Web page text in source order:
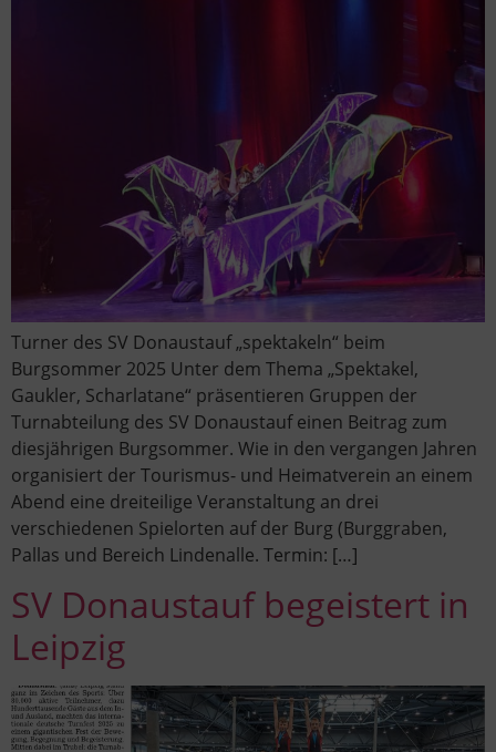
Turner des SV Donaustauf „spektakeln“ beim
Burgsommer 2025 Unter dem Thema „Spektakel,
Gaukler, Scharlatane“ präsentieren Gruppen der
Turnabteilung des SV Donaustauf einen Beitrag zum
diesjährigen Burgsommer. Wie in den vergangen Jahren
organisiert der Tourismus- und Heimatverein an einem
Abend eine dreiteilige Veranstaltung an drei
verschiedenen Spielorten auf der Burg (Burggraben,
Pallas und Bereich Lindenalle. Termin: […]
SV Donaustauf begeistert in
Leipzig